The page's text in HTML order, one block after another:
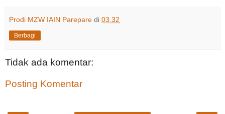
Prodi MZW IAIN Parepare di 03.32
Berbagi
Tidak ada komentar:
Posting Komentar